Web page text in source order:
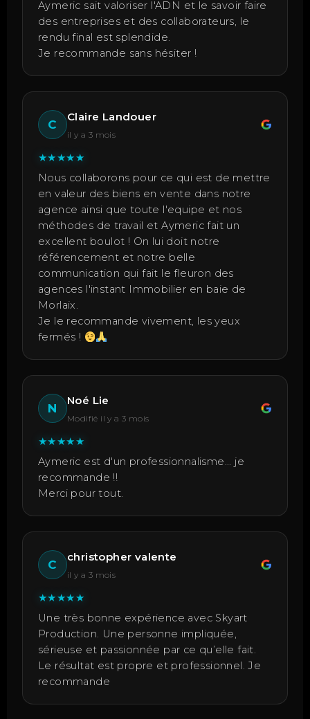
Aymeric sait valoriser l'ADN et le savoir faire
des entreprises et des collaborateurs, le
rendu final est splendide.
Je recommande sans hésiter !
C
Claire Landouer
il y a 3 mois
★★★★★
Nous collaborons pour ce qui est de mettre
en valeur des biens en vente dans notre
agence ainsi que toute l'equipe et nos
méthodes de travail et Aymeric fait un
excellent boulot ! On lui doit notre
référencement et notre belle
communication qui fait le fleuron des
agences l'instant Immobilier en baie de
Morlaix.
Je le recommande vivement, les yeux
fermés !
N
Noé Lie
Modifié il y a 3 mois
★★★★★
Aymeric est d'un professionnalisme... je
recommande !!
Merci pour tout.
C
christopher valente
il y a 3 mois
★★★★★
Une très bonne expérience avec Skyart
Production. Une personne impliquée,
sérieuse et passionnée par ce qu’elle fait.
Le résultat est propre et professionnel. Je
recommande